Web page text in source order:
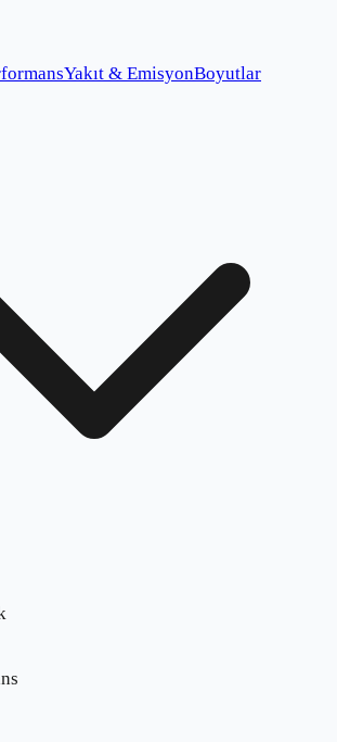
Yakıt & EmisyonBoyutlar